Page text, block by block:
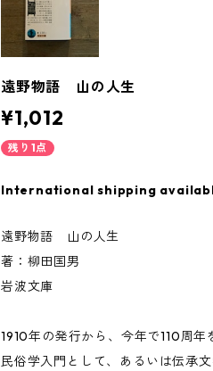
遠野物語 山の人生
¥1,012
残り1点
International shipping
遠野物語 山の人生
著：柳田国男
岩波文庫
1910年の発行から、今年で110周
民俗学入門として、あるいは伝承